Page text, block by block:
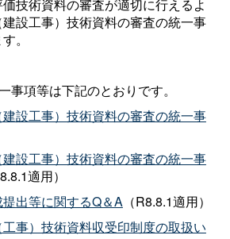
技術資料の審査が適切に行えるよ
設工事）技術資料の審査の統一事
。
項等は下記のとおりです。
設工事）技術資料の審査の統一事
設工事）技術資料の審査の統一事
適用）
出等に関するQ＆A（R8.8.1適用）
事）技術資料収受印制度の取扱い